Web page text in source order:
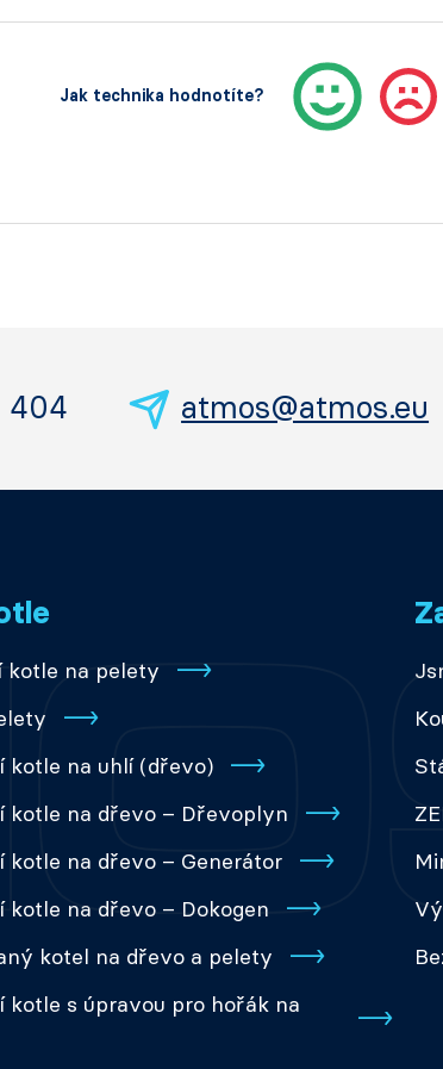
Jak technika hodnotíte?
404 atmos@atmos.eu
kotle na pelety
kotle na uhlí (dřevo)
kotle na dřevo – Dřevoplyn
kotle na dřevo – Generátor
kotle na dřevo – Dokogen
kotel na dřevo a pelety
kotle s úpravou pro hořák na